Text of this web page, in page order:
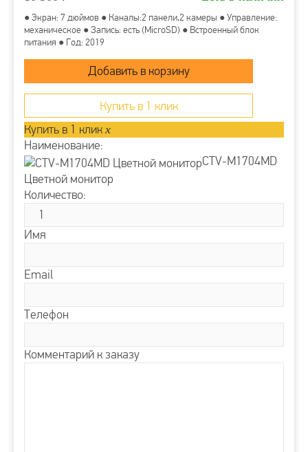
● Экран: 7 дюймов ● Каналы:2 панели,2 камеры ● Управление:
механическое ● Запись: есть (MicroSD) ● Встроенный блок
питания ● Год: 2019
Купить в 1 клик
Купить в 1 клик x
Наименование:
CTV-M1704MD
Цветной монитор
Количество:
Имя
Email
Телефон
Комментарий к заказу